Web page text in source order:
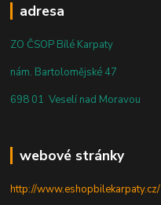
adresa
ZO ČSOP Bílé Karpaty
nám. Bartolomějské 47
698 01 Veselí nad Moravou
webové stránky
http://www.eshopbilekarpaty.cz/